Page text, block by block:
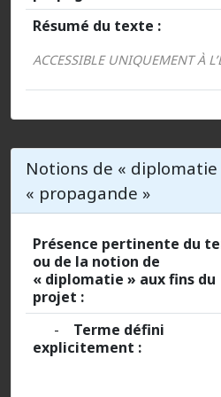
Résumé du texte :
ACCESSIBLE UNIQUEMENT À
Notions de « diplomatie
« propagande »
Présence pertinente du
ou de la notion de
« diplomatie » aux fins du
projet :
- Terme défini
explicitement :